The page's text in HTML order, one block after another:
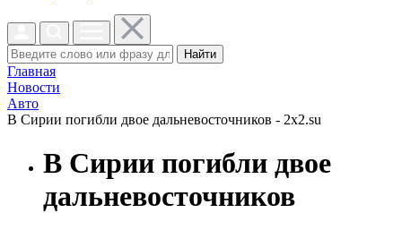
Найти
Главная
Новости
Авто
В Сирии погибли двое дальневосточников - 2x2.su
В Сирии погибли двое
дальневосточников